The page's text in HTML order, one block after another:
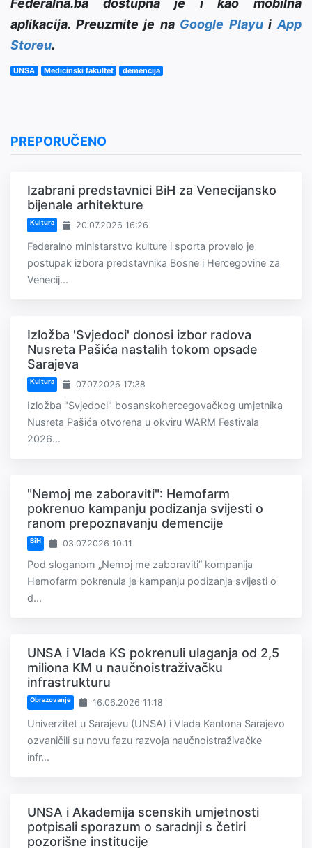
Federalna.ba dostupna je i kao mobilna
aplikacija. Preuzmite je na Google PlayuiApp
Storeu.
UNSA Medicinski fakultet demencija
PREPORUČENO
Izabrani predstavnici BiH za Venecijansko
bijenale arhitekture
Kultura 20.07.2026 16:26
Federalno ministarstvo kulture i sporta provelo je
postupak izbora predstavnika Bosne i Hercegovine za
Venecij...
Izložba 'Svjedoci' donosi izbor radova
Nusreta Pašića nastalih tokom opsade
Sarajeva
Kultura 07.07.2026 17:38
Izložba "Svjedoci" bosanskohercegovačkog umjetnika
Nusreta Pašića otvorena u okviru WARM Festivala
2026...
"Nemoj me zaboraviti": Hemofarm
pokrenuo kampanju podizanja svijesti o
ranom prepoznavanju demencije
BiH 03.07.2026 10:11
Pod sloganom „Nemoj me zaboraviti” kompanija
Hemofarm pokrenula je kampanju podizanja svijesti o
d...
UNSA i Vlada KS pokrenuli ulaganja od 2,5
miliona KM u naučnoistraživačku
infrastrukturu
Obrazovanje 16.06.2026 11:18
Univerzitet u Sarajevu (UNSA) i Vlada Kantona Sarajevo
ozvaničili su novu fazu razvoja naučnoistraživačke
infr...
UNSA i Akademija scenskih umjetnosti
potpisali sporazum o saradnji s četiri
pozorišne institucije